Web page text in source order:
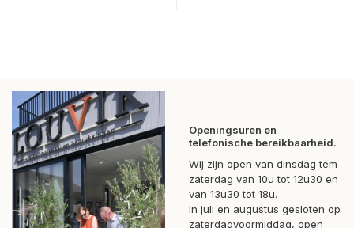
Openingsuren en
telefonische bereikbaarheid.
Wij zijn open van dinsdag tem
zaterdag van 10u tot 12u30 en
van 13u30 tot 18u.
In juli en augustus gesloten op
zaterdagvoormiddag, open